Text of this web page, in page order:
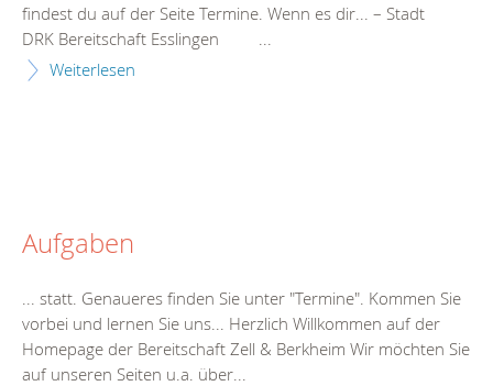
findest du auf der Seite Termine . Wenn es dir... – Stadt
DRK Bereitschaft Esslingen ...
Weiterlesen
Aufgaben
... statt. Genaueres finden Sie unter "Termine". Kommen Sie
vorbei und lernen Sie uns... Herzlich Willkommen auf der
Homepage der Bereitschaft Zell & Berkheim Wir möchten Sie
auf unseren Seiten u.a. über...